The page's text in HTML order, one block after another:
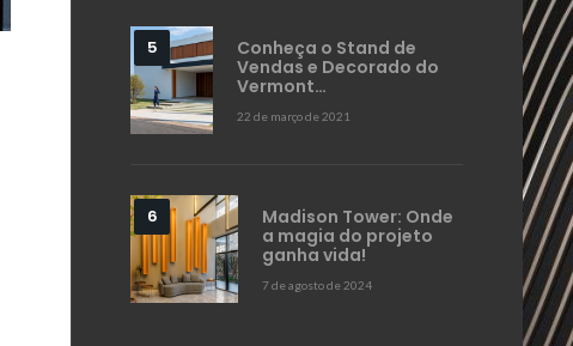
Conheça o Stand de
Vendas e Decorado do
Vermont…
22 de março de 2021
Madison Tower: Onde
a magia do projeto
ganha vida!
7 de agosto de 2024